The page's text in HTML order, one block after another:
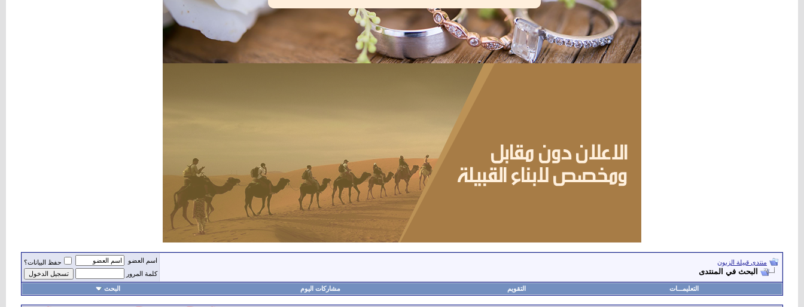
منتدى قبيلة الزبون
البحث في المنتدى
اسم العضو
حفظ البيانات؟
كلمة المرور
التعليمـــات التقويم مشاركات اليوم البحث